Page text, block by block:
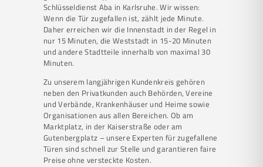
Schlüsseldienst Aba in Karlsruhe. Wir wissen:
Wenn die Tür zugefallen ist, zählt jede Minute.
Daher erreichen wir die Innenstadt in der Regel in
nur 15 Minuten, die Weststadt in 15-20 Minuten
und andere Stadtteile innerhalb von maximal 30
Minuten.
Zu unserem langjährigen Kundenkreis gehören
neben den Privatkunden auch Behörden, Vereine
und Verbände, Krankenhäuser und Heime sowie
Organisationen aus allen Bereichen. Ob am
Marktplatz, in der Kaiserstraße oder am
Gutenbergplatz – unsere Experten für zugefallene
Türen sind schnell zur Stelle und garantieren faire
Preise ohne versteckte Kosten.